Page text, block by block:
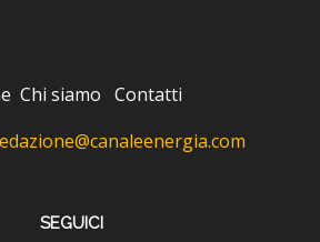
Chi siamo Contatti
SEGUICI